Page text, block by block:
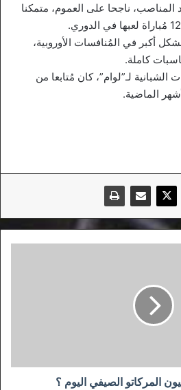
ناجحا على العموم، متمكنا
الـ27 عاما، بشكل أكبر في المُنافسات الأوروبية،
كاملة.
الشبانية لـ”لوام”، كان مُتابعا من
الماضية.
المركاتو الصيفي اليوم ؟